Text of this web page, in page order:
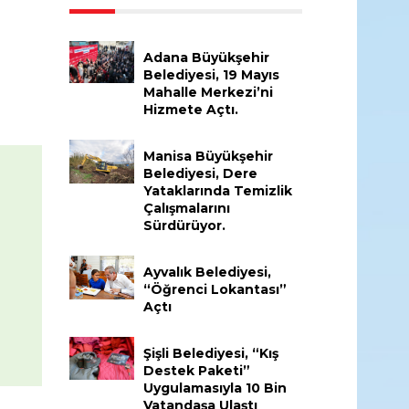
Adana Büyükşehir
Belediyesi, 19 Mayıs
Mahalle Merkezi’ni
Hizmete Açtı.
Manisa Büyükşehir
Belediyesi, Dere
Yataklarında Temizlik
Çalışmalarını
Sürdürüyor.
Ayvalık Belediyesi,
“Öğrenci Lokantası”
Açtı
Şişli Belediyesi, “Kış
Destek Paketi”
Uygulamasıyla 10 Bin
Vatandaşa Ulaştı